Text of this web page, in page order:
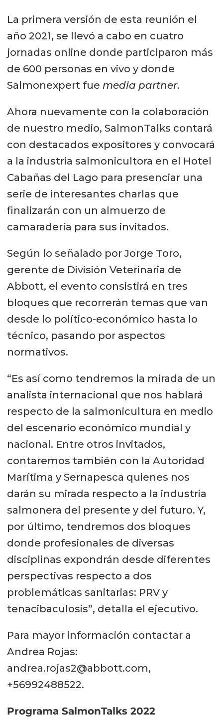
La primera versión de esta reunión el
año 2021, se llevó a cabo en cuatro
jornadas online donde participaron más
de 600 personas en vivo y donde
Salmonexpert fue media partner.
Ahora nuevamente con la colaboración
de nuestro medio, SalmonTalks contará
con destacados expositores y convocará
a la industria salmonicultora en el Hotel
Cabañas del Lago para presenciar una
serie de interesantes charlas que
finalizarán con un almuerzo de
camaradería para sus invitados.
Según lo señalado por Jorge Toro,
gerente de División Veterinaria de
Abbott, el evento consistirá en tres
bloques que recorrerán temas que van
desde lo político-económico hasta lo
técnico, pasando por aspectos
normativos.
“Es así como tendremos la mirada de un
analista internacional que nos hablará
respecto de la salmonicultura en medio
del escenario económico mundial y
nacional. Entre otros invitados,
contaremos también con la Autoridad
Marítima y Sernapesca quienes nos
darán su mirada respecto a la industria
salmonera del presente y del futuro. Y,
por último, tendremos dos bloques
donde profesionales de diversas
disciplinas expondrán desde diferentes
perspectivas respecto a dos
problemáticas sanitarias: PRV y
tenacibaculosis”, detalla el ejecutivo.
Para mayor información contactar a
Andrea Rojas:
andrea.rojas2@abbott.com,
+56992488522.
Programa SalmonTalks 2022